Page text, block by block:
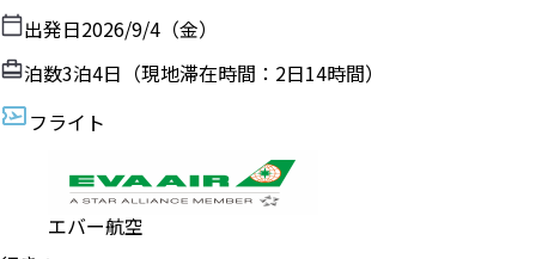
出発日2026/9/4（金）
泊数3泊4日（現地滞在時間： 2日14時間）
フライト
エバー航空